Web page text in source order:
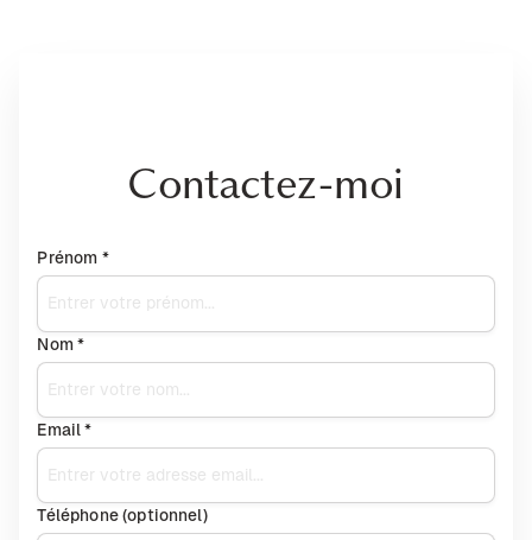
Contactez-moi
Prénom *
Nom *
Email *
Téléphone (optionnel)